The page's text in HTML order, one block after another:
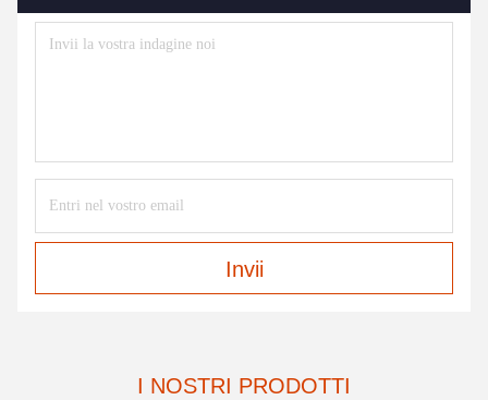
Invii
I NOSTRI PRODOTTI